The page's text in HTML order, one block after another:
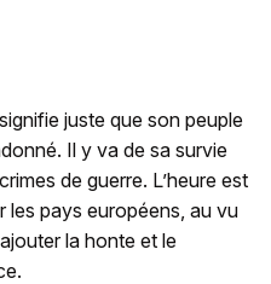
juste que son peuple
Il y va de sa survie
de guerre. L’heure est
les pays européens, au vu
la honte et le